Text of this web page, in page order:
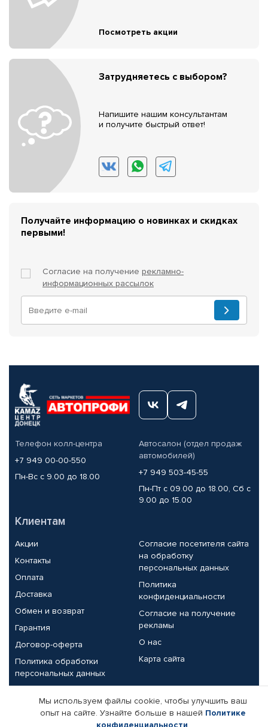
Посмотреть акции
Затрудняетесь с выбором?
Напишите нашим консультантам
и получите быстрый ответ!
Получайте информацию о новинках и скидках
первыми!
Согласие на получение рекламно-
информационных рассылок
Телефон колл-центра
+7 949 00-00-550
Пн-Вс с 9.00 до 18.00
Автосалон (отдел продаж
автомобилей)
+7 949 503-45-55
Пн-Пт с 09.00 до 18.00, Сб с
9.00 до 15.00
Клиентам
Акции
Контакты
Оплата
Доставка
Обмен и возврат
Гарантия
Договор-оферта
Политика обработки
персональных данных
Согласие посетителя сайта
на обработку
персональных данных
Политика
конфиденциальности
Согласие на получение
рекламы
О нас
Карта сайта
Партнерам
Корпоративным клиентам Реквизиты компании
Мы используем файлы cookie, чтобы улучшить ваш
опыт на сайте. Узнайте больше в нашей Политике
конфиденциальности